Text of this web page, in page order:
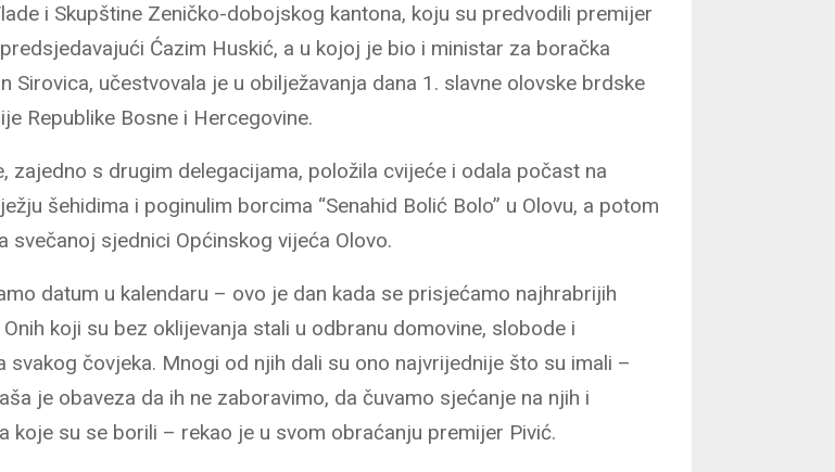
i Skupštine Zeničko-dobojskog kantona, koju su predvodili premijer
Ćazim Huskić, a u kojoj je bio i ministar za boračka
Sirovica, učestvovala je u obilježavanja dana 1. slavne olovske brdske
Republike Bosne i Hercegovine.
zajedno s drugim delegacijama, položila cvijeće i odala počast na
šehidima i poginulim borcima “Senahid Bolić Bolo” u Olovu, a potom
svečanoj sjednici Općinskog vijeća Olovo.
datum u kalendaru – ovo je dan kada se prisjećamo najhrabrijih
Onih koji su bez oklijevanja stali u odbranu domovine, slobode i
svakog čovjeka. Mnogi od njih dali su ono najvrijednije što su imali –
je obaveza da ih ne zaboravimo, da čuvamo sjećanje na njih i
koje su se borili – rekao je u svom obraćanju premijer Pivić.